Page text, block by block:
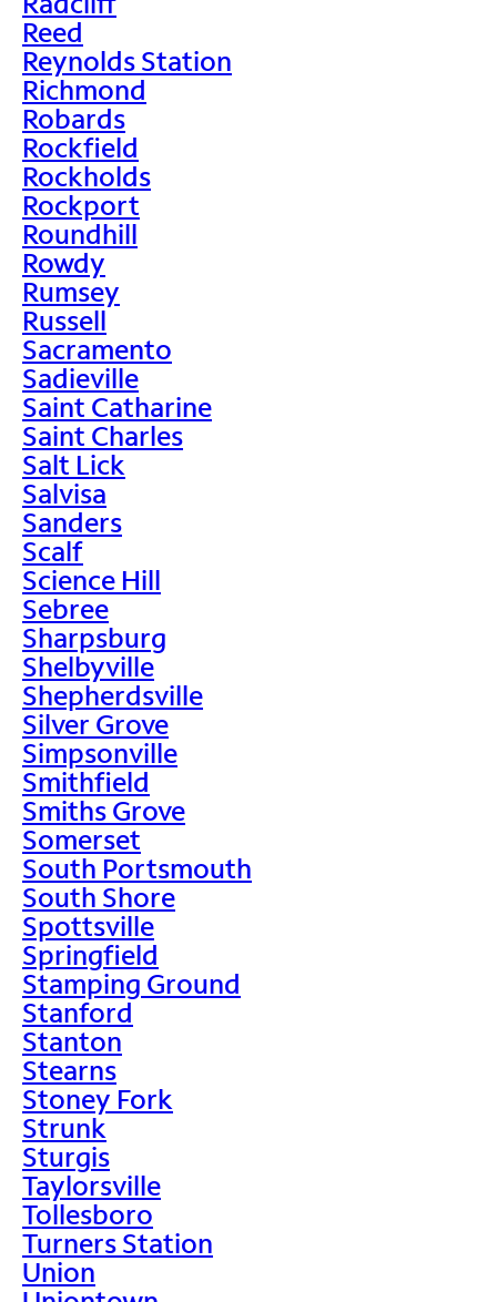
Reed
Reynolds Station
Richmond
Robards
Rockfield
Rockholds
Rockport
Roundhill
Rowdy
Rumsey
Russell
Sacramento
Sadieville
Saint Catharine
Saint Charles
Salt Lick
Salvisa
Sanders
Scalf
Science Hill
Sebree
Sharpsburg
Shelbyville
Shepherdsville
Silver Grove
Simpsonville
Smithfield
Smiths Grove
Somerset
South Portsmouth
South Shore
Spottsville
Springfield
Stamping Ground
Stanford
Stanton
Stearns
Stoney Fork
Strunk
Sturgis
Taylorsville
Tollesboro
Turners Station
Union